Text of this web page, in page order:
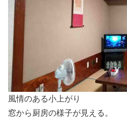
風情のある小上がり
窓から厨房の様子が見える。